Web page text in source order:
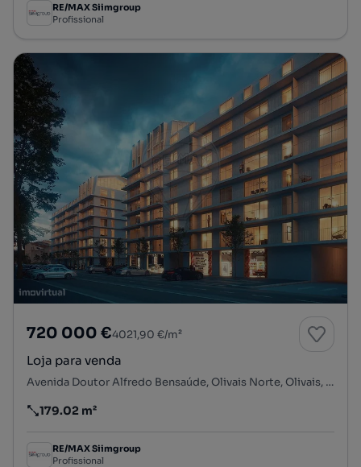
RE/MAX Siimgroup
Profissional
720 000 €4021,90 €/m²
Loja para venda
Avenida Doutor Alfredo Bensaúde, Olivais Norte, Olivais, Lisboa, Lisboa
Preço por metro quadrado
179.02 m²
RE/MAX Siimgroup
Profissional